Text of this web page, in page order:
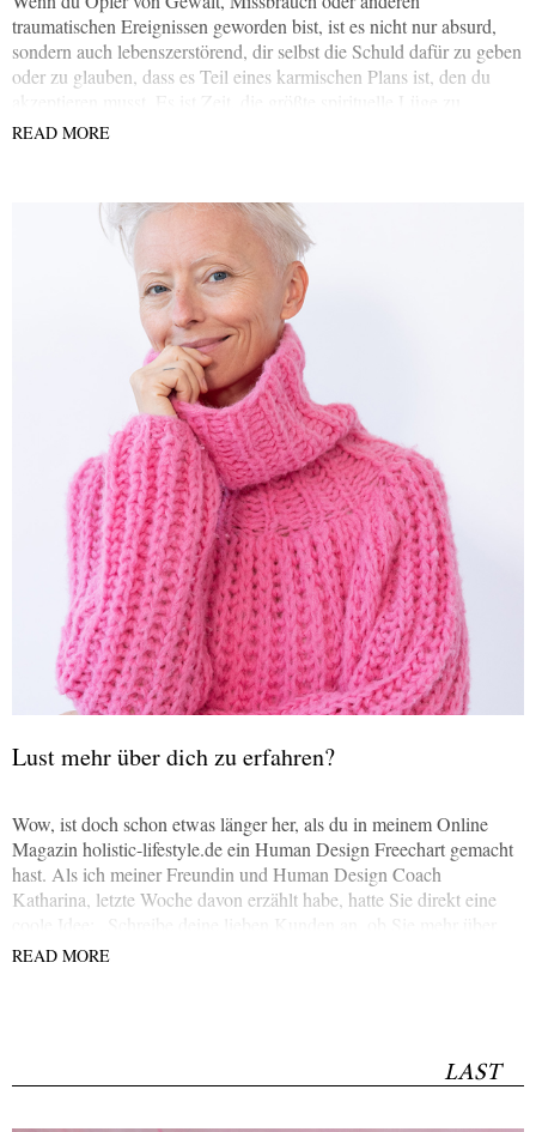
traumatischen Ereignissen geworden bist, ist es nicht nur absurd,
sondern auch lebenszerstörend, dir selbst die Schuld dafür zu geben
oder zu glauben, dass es Teil eines karmischen Plans ist, den du
akzeptieren musst. Es ist Zeit, die größte spirituelle Lüge zu
entlarven.
READ MORE
Lust mehr über dich zu erfahren?
Wow, ist doch schon etwas länger her, als du in meinem Online
Magazin holistic-lifestyle.de ein Human Design Freechart gemacht
hast. Als ich meiner Freundin und Human Design Coach
Katharina, letzte Woche davon erzählt habe, hatte Sie direkt eine
coole Idee: „Schreibe deine lieben Kunden an, ob Sie mehr über
sich erfahren möchten. Ich habe etwas Zeit und Lust individuelle
READ MORE
LAST